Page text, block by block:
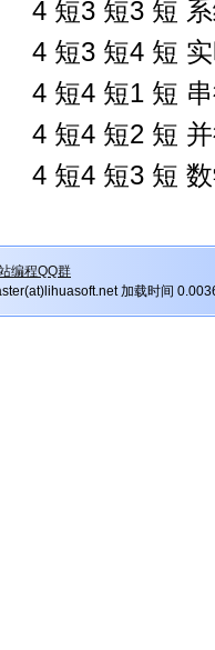
短3 短3 短 系
短3 短4 短 实
短4 短1 短 串
短4 短2 短 并
短4 短3 短 数
编程QQ群
加载时间